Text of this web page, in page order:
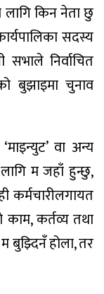
किन नेता छु
सदस्य
सभाले निर्वाचित
बुझाइमा चुनाव
वा अन्य
म जहाँ हुन्छु,
कर्मचारीलगायत
काम, कर्तव्य तथा
होला, तर